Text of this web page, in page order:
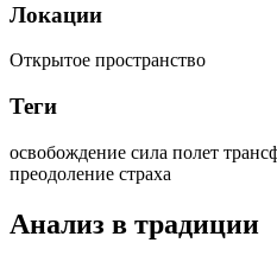
Локации
Открытое пространство
Теги
освобождение сила полет
преодоление страха
Анализ в традиции